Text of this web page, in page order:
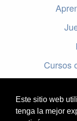
Este sitio web
tenga la mejor
Cursos